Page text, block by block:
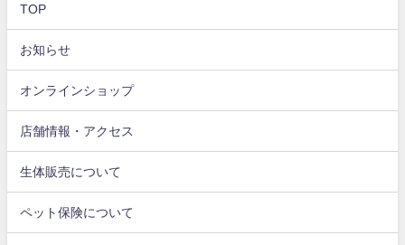
TOP
お知らせ
オンラインショップ
店舗情報・アクセス
生体販売について
ペット保険について